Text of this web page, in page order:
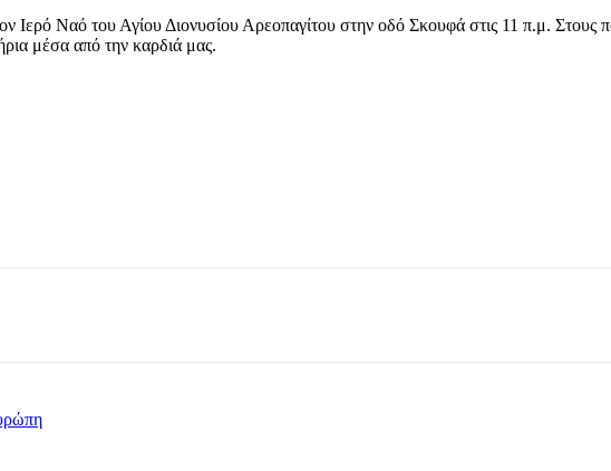
Ναό του Αγίου Διονυσίου Αρεοπαγίτου στην οδό Σκουφά στις 11 π.μ. Στους
μέσα από την καρδιά μας.